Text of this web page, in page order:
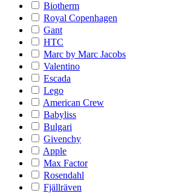
Biotherm
Royal Copenhagen
Gant
HTC
Marc by Marc Jacobs
Valentino
Escada
Lego
American Crew
Babyliss
Bulgari
Givenchy
Apple
Max Factor
Rosendahl
Fjällräven